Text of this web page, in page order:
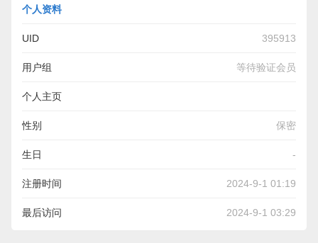
个人资料
UID 395913
用户组 等待验证会员
个人主页
https://zenwriting.net/yarnroot7/16-facebook-pages-you-
must-follow-for-french-style-fridge-marketers
性别 保密
生日 -
注册时间 2024-9-1 01:19
最后访问 2024-9-1 03:29